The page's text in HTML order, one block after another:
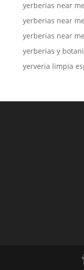
yerberias near
yerberias near
yerberias near
yerberias y
yerveria limpia